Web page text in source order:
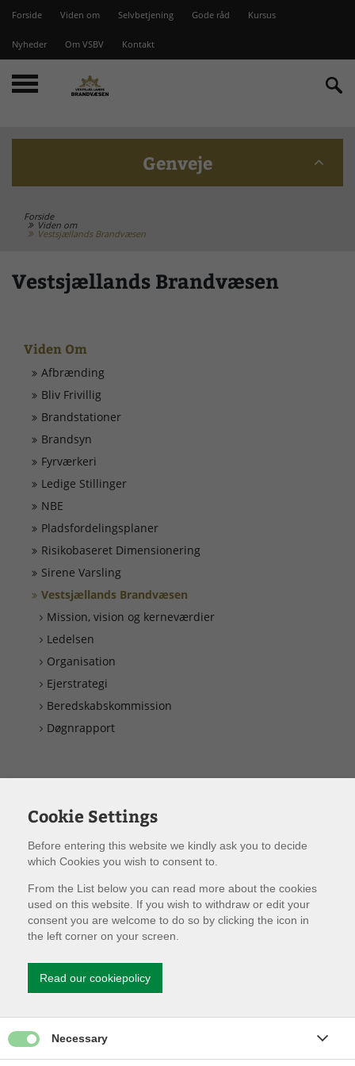
Forside Viden om Selvbetjening Gode råd Kursus
Nyheder Om VSBV Kontakt
Genveje
Beredskabskommission
EAN nummer
Fyrværkeri
Kontakt
Kurser
Ledige Stillinger
Skorsten
Tilslutning af alarmer
Forside
Viden om
Vestsjællands Brandvæsen
Vestsjællands Brandvæsen
Viden Om
Afbrænding
Bliv Frivillig
Brandstationer
Brandsyn
Fyrværkeri
Ledige Stillinger
NBE
Pladsfordelingsplaner
Risikobaseret Dimensionering
Sirene Varsling
Vestsjællands Brandvæsen
Mission, vision og kerneværdier
Ledelsen
Organisation
Ejerstrategi
Beredskabskommission
Døgnrapport
Cookie Settings
Before entering this website we kindly ask you to decide
which Cookies you wish to consent to.
From the List below you can read more about the cookies
used on this website. If you wish to withdraw or edit your
consent you are welcome to do so by clicking the icon in
the left corner on your screen.
Read our cookiepolicy
Necessary
Give permission for Necessary cookies